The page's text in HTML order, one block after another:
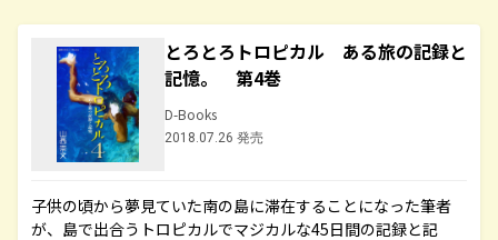
とろとろトロピカル ある旅の記録と
記憶。 第4巻
D-Books
2018.07.26 発売
子供の頃から夢見ていた南の島に滞在することになった筆者
が、島で出合うトロピカルでマジカルな45日間の記録と記